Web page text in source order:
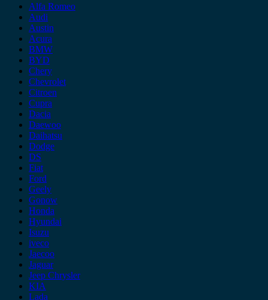
Alfa Romeo
Audi
Austin
Acura
BMW
BYD
Chery
Chevrolet
Citroen
Cupra
Dacia
Daewoo
Daihatsu
Dodge
DS
Fiat
Ford
Geely
Gonow
Honda
Hyundai
Isuzu
iveco
Jaecoo
Jaguar
Jeep Chrysler
KIA
Lada